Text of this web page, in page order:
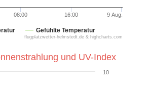
Gefühlte Temperatur
9 Aug.
08:00 16:00
flugplatzwetter-helmstedt.de & highcharts.com
10
und UV-Index